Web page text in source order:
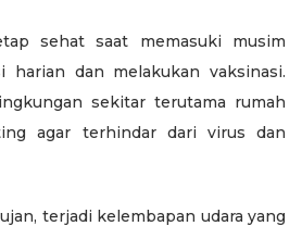
sehat saat memasuki musim
harian dan melakukan vaksinasi.
sekitar terutama rumah
agar terhindar dari virus dan
terjadi kelembapan udara yang